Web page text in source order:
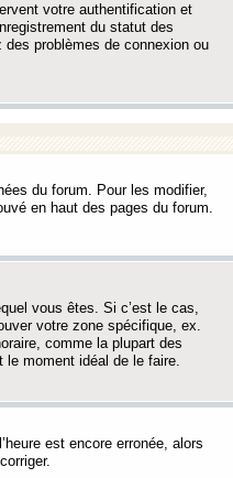
votre authentification et
du statut des
problèmes de connexion ou
du forum. Pour les modifier,
en haut des pages du forum.
vous êtes. Si c’est le cas,
votre zone spécifique, ex.
comme la plupart des
le moment idéal de le faire.
est encore erronée, alors